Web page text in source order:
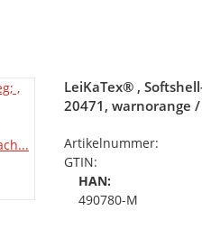
LeiKaTex® ,
20471, warnorange
Artikelnummer:
GTIN:
HAN:
490780-M